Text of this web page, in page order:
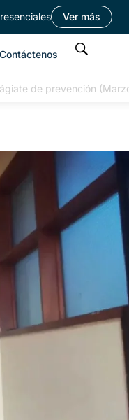
Ver más
Contáctenos
de prevención